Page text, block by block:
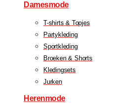
Damesmode
T-shirts & Topjes
Partykleding
Sportkleding
Broeken & Shorts
Kledingsets
Jurken
Herenmode